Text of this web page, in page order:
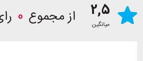
2,5
میانگین از مجموع 0